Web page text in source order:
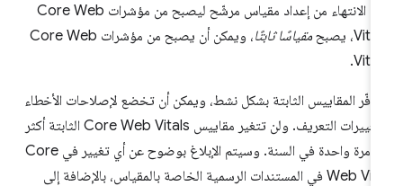
عند الانتهاء من إعداد مقياس مرشّح ليصبح من مؤشرات Core Web
مقياسًا ثابتًا
، ويمكن أن يصبح من مؤشرات Core Web
المقاييس الثابتة بشكل نشط، ويمكن أن تخضع لإصلاحات الأخطاء
وتغييرات التعريف. ولن تتغير مقاييس Core Web Vitals الثابتة أكثر
من مرة واحدة في السنة. وسيتم الإبلاغ بوضوح عن أي تغيير في Core
Web Vital في المستندات الرسمية الخاصة بالمقياس، بالإضافة إلى